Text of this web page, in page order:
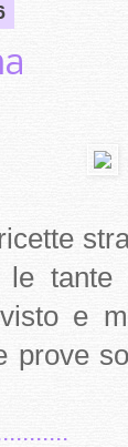
tante
e
prove